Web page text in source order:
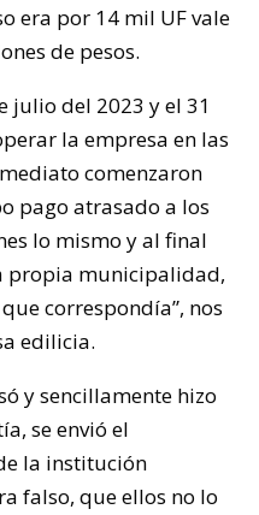
era por 14 mil UF vale
de pesos.
julio del 2023 y el 31
la empresa en las
comenzaron
pago atrasado a los
lo mismo y al final
propia municipalidad,
correspondía”, nos
edilicia.
y sencillamente hizo
se envió el
la institución
falso, que ellos no lo